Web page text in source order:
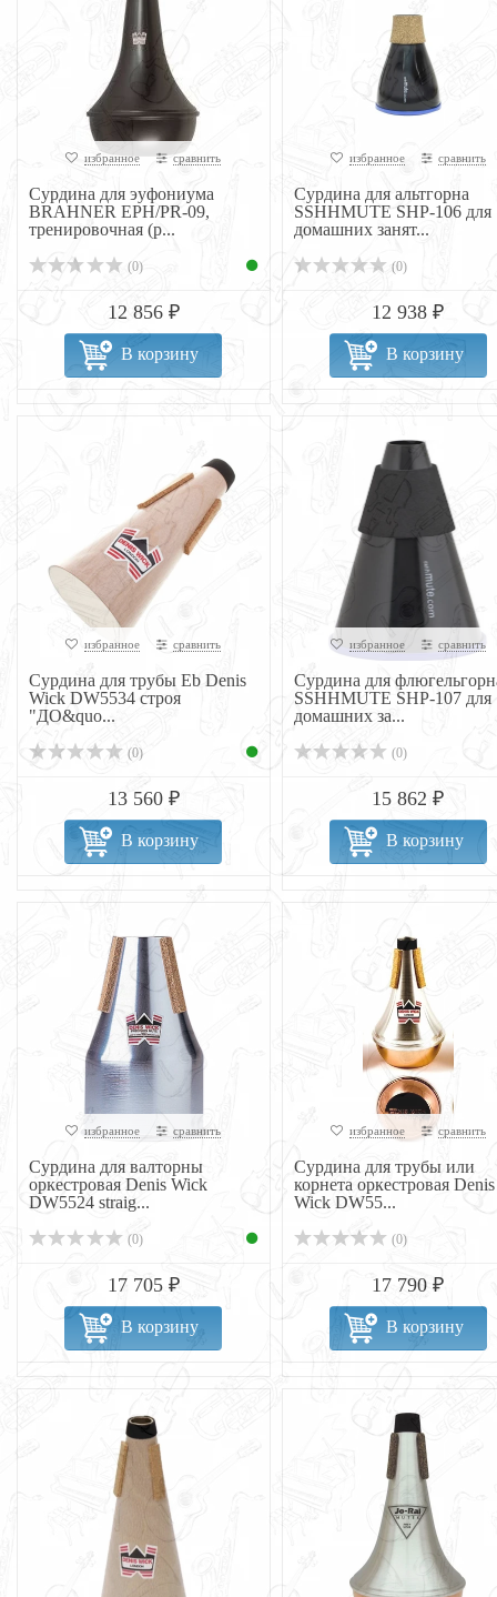
избранное сравнить
Сурдина для эуфониума
BRAHNER EPH/PR-09,
тренировочная (p...
(0)
12 856 ₽
В корзину
избранное сравнить
Cурдина для альтгорна
SSHHMUTE SHP-106 для
домашних занят...
(0)
12 938 ₽
В корзину
избранное сравнить
Сурдина для трубы Eb Denis
Wick DW5534 строя
"ДО&quo...
(0)
13 560 ₽
В корзину
избранное сравнить
Cурдина для
SSHHMUTE SHP-107 для
домашних за...
(0)
15 862 ₽
В корзину
избранное сравнить
Сурдина для валторны
оркестровая Denis Wick
DW5524 straig...
(0)
17 705 ₽
В корзину
избранное сравнить
Сурдина для трубы или
корнета оркестровая Denis
Wick DW55...
(0)
17 790 ₽
В корзину